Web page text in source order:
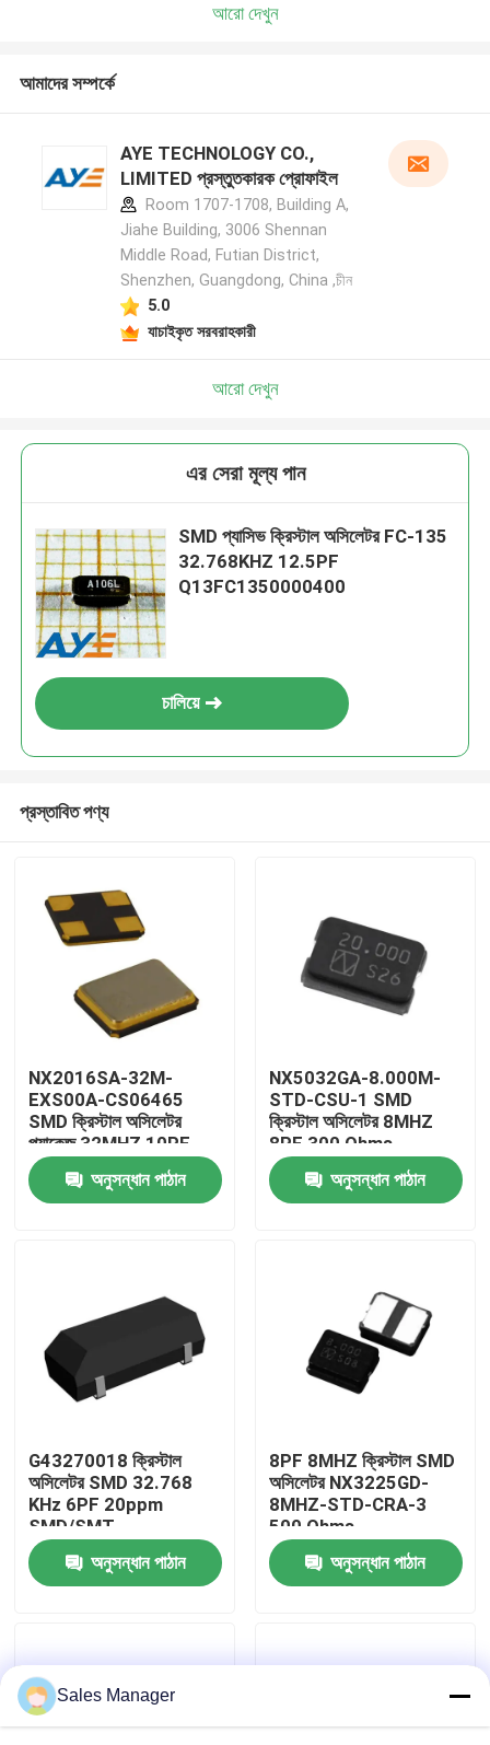
বাড়ি
আমাদের সম্পর্কে
কারখানা ভ্রমণ
মান নিয়ন্ত্রণ
যোগাযোগ করুন
ic ইলেকট্রনিক উপাদান
আইসি ইন্টিগ্রেটেড সার্কিট
আরো দেখুন
আমাদের সম্পর্কে
AYE TECHNOLOGY CO.,
LIMITED প্রস্তুতকারক প্রোফাইল
Room 1707-1708, Building A,
Jiahe Building, 3006 Shennan
Middle Road, Futian District,
Shenzhen, Guangdong, China ,চীন
5.0
যাচাইকৃত সরবরাহকারী
আরো দেখুন
এর সেরা মূল্য পান
SMD প্যাসিভ ক্রিস্টাল অসিলেটর FC-135
32.768KHZ 12.5PF
Q13FC1350000400
চালিয়ে
প্রস্তাবিত পণ্য
NX2016SA-32M-
EXS00A-CS06465
SMD ক্রিস্টাল অসিলেটর
প্যাকেজ 32MHZ 10PF
অনুসন্ধান পাঠান
NX5032GA-8.000M-
STD-CSU-1 SMD
ক্রিস্টাল অসিলেটর 8MHZ
8PF 300 Ohms
অনুসন্ধান পাঠান
G43270018 ক্রিস্টাল
অসিলেটর SMD 32.768
KHz 6PF 20ppm
SMD/SMT
অনুসন্ধান পাঠান
8PF 8MHZ ক্রিস্টাল SMD
অসিলেটর NX3225GD-
8MHZ-STD-CRA-3
500 Ohms
অনুসন্ধান পাঠান
Sales Manager